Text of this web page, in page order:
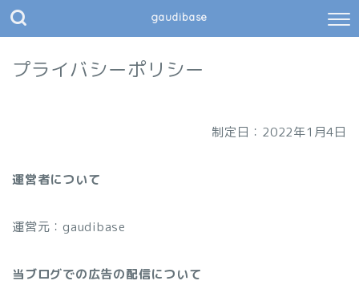
gaudibase
プライバシーポリシー
制定日：2022年1月4日
運営者について
運営元：gaudibase
当ブログでの広告の配信について